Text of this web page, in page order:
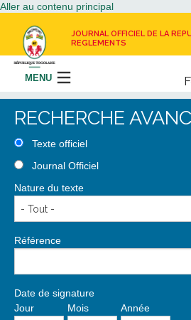
Aller au contenu principal
JOURNAL OFFICIEL DE LA
REGLEMENTS
MENU
LE JOURNAL OFFICIEL
RECEVOIR LE JOURNAL OFFICIEL
NOUS CONTACTER
RECHERCHE
Texte officiel
Journal Officiel
Nature du texte
Référence
Date de signature
Jour
Mois Année